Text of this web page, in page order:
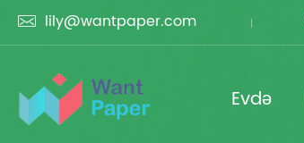
 lily@wantpaper.com
Evdə